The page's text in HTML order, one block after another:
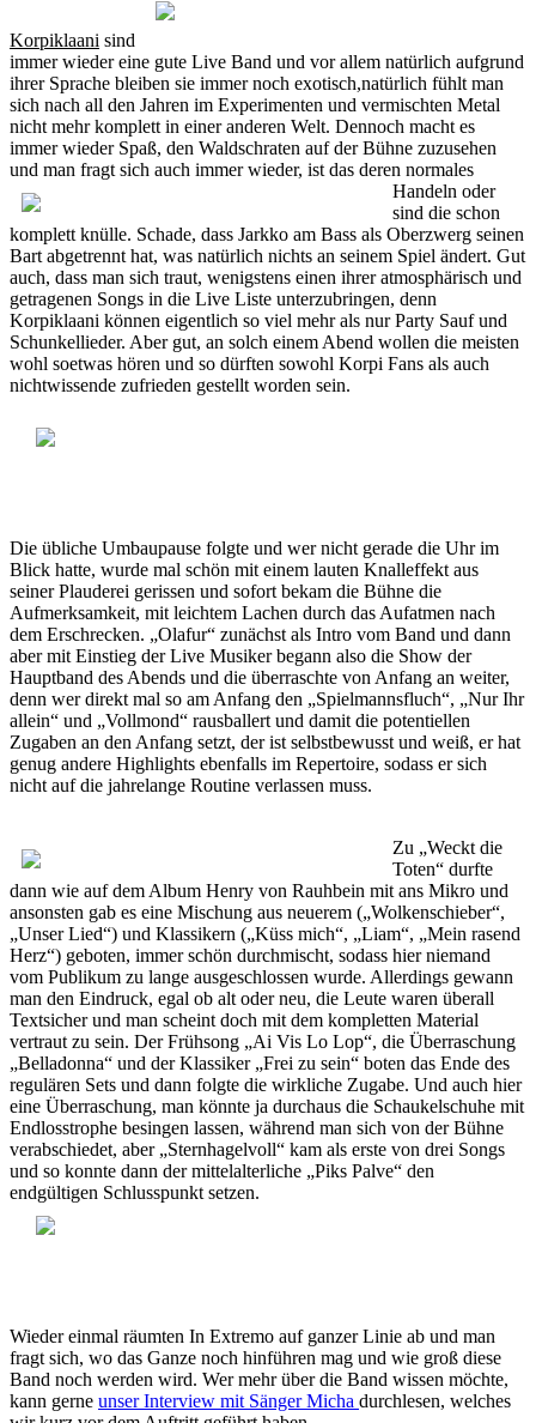
Korpiklaani sind
immer wieder eine gute Live Band und vor allem natürlich aufgrund
ihrer Sprache bleiben sie immer noch exotisch,natürlich fühlt man
sich nach all den Jahren im Experimenten und vermischten Metal
nicht mehr komplett in einer anderen Welt. Dennoch macht es
immer wieder Spaß, den Waldschraten auf der Bühne zuzusehen
und man fragt sich auch immer wieder, ist das deren normales
Handeln oder
sind die schon
komplett knülle. Schade, dass Jarkko am Bass als Oberzwerg seinen
Bart abgetrennt hat, was natürlich nichts an seinem Spiel ändert. Gut
auch, dass man sich traut, wenigstens einen ihrer atmosphärisch und
getragenen Songs in die Live Liste unterzubringen, denn
Korpiklaani können eigentlich so viel mehr als nur Party Sauf und
Schunkellieder. Aber gut, an solch einem Abend wollen die meisten
wohl soetwas hören und so dürften sowohl Korpi Fans als auch
nichtwissende zufrieden gestellt worden sein.
Die übliche Umbaupause folgte und wer nicht gerade die Uhr im
Blick hatte, wurde mal schön mit einem lauten Knalleffekt aus
seiner Plauderei gerissen und sofort bekam die Bühne die
Aufmerksamkeit, mit leichtem Lachen durch das Aufatmen nach
dem Erschrecken. „Olafur“ zunächst als Intro vom Band und dann
aber mit Einstieg der Live Musiker begann also die Show der
Hauptband des Abends und die überraschte von Anfang an weiter,
denn wer direkt mal so am Anfang den „Spielmannsfluch“, „Nur Ihr
allein“ und „Vollmond“ rausballert und damit die potentiellen
Zugaben an den Anfang setzt, der ist selbstbewusst und weiß, er hat
genug andere Highlights ebenfalls im Repertoire, sodass er sich
nicht auf die jahrelange Routine verlassen muss.
Zu „Weckt die
Toten“ durfte
dann wie auf dem Album Henry von Rauhbein mit ans Mikro und
ansonsten gab es eine Mischung aus neuerem („Wolkenschieber“,
„Unser Lied“) und Klassikern („Küss mich“, „Liam“, „Mein rasend
Herz“) geboten, immer schön durchmischt, sodass hier niemand
vom Publikum zu lange ausgeschlossen wurde. Allerdings gewann
man den Eindruck, egal ob alt oder neu, die Leute waren überall
Textsicher und man scheint doch mit dem kompletten Material
vertraut zu sein. Der Frühsong „Ai Vis Lo Lop“, die Überraschung
„Belladonna“ und der Klassiker „Frei zu sein“ boten das Ende des
regulären Sets und dann folgte die wirkliche Zugabe. Und auch hier
eine Überraschung, man könnte ja durchaus die Schaukelschuhe mit
Endlosstrophe besingen lassen, während man sich von der Bühne
verabschiedet, aber „Sternhagelvoll“ kam als erste von drei Songs
und so konnte dann der mittelalterliche „Piks Palve“ den
endgültigen Schlusspunkt setzen.
Wieder einmal räumten In Extremo auf ganzer Linie ab und man
fragt sich, wo das Ganze noch hinführen mag und wie groß diese
Band noch werden wird. Wer mehr über die Band wissen möchte,
kann gerne unser Interview mit Sänger Micha durchlesen, welches